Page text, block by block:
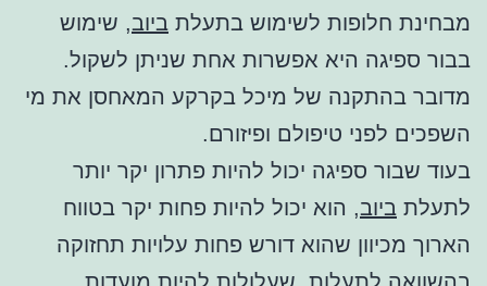
מבחינת חלופות לשימוש בתעלת ביוב, שימוש
בבור ספיגה היא אפשרות אחת שניתן לשקול.
מדובר בהתקנה של מיכל בקרקע המאחסן את מי
השפכים לפני טיפולם ופיזורם.
בעוד שבור ספיגה יכול להיות פתרון יקר יותר
לתעלת ביוב, הוא יכול להיות פחות יקר בטווח
הארוך מכיוון שהוא דורש פחות עלויות תחזוקה
בהשוואה לתעלות, שעלולות להיות מועדות